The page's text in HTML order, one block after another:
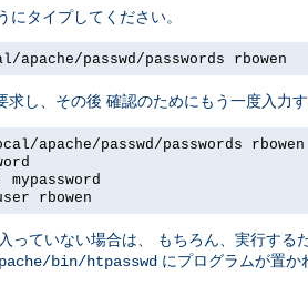
にタイプしてください。
passwd/passwords rbowen
求し、その後 確認のためにもう一度入力
apache/passwd/passwords rbowen
rbowen
っていない場合は、 もちろん、実行す
bin/htpasswd にプログラムが置か